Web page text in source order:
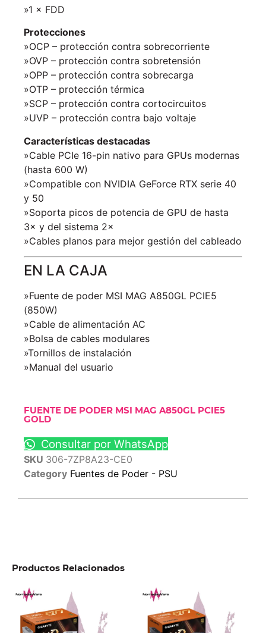
»1 × FDD
Protecciones
»OCP – protección contra sobrecorriente
»OVP – protección contra sobretensión
»OPP – protección contra sobrecarga
»OTP – protección térmica
»SCP – protección contra cortocircuitos
»UVP – protección contra bajo voltaje
Características destacadas
»Cable PCIe 16-pin nativo para GPUs modernas
(hasta 600 W)
»Compatible con NVIDIA GeForce RTX serie 40
y 50
»Soporta picos de potencia de GPU de hasta
3× y del sistema 2×
»Cables planos para mejor gestión del cableado
EN LA CAJA
»Fuente de poder MSI MAG A850GL PCIE5
(850W)
»Cable de alimentación AC
»Bolsa de cables modulares
»Tornillos de instalación
»Manual del usuario
FUENTE DE PODER MSI MAG A850GL PCIE5
GOLD
Consultar por WhatsApp
SKU 306-7ZP8A23-CE0
Category Fuentes de Poder - PSU
Productos Relacionados